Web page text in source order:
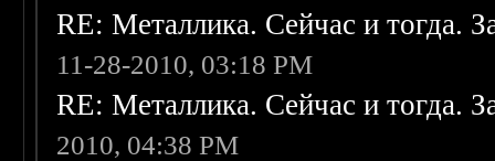
RE: Металлика. Сейчас и тогда.
11-28-2010, 03:18 PM
RE: Металлика. Сейчас и тогда.
2010, 04:38 PM